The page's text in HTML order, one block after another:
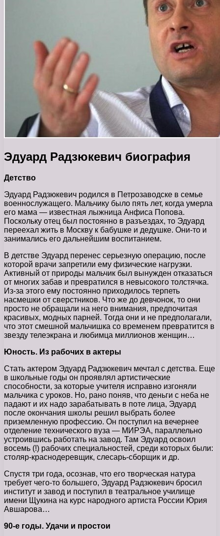
Эдуард Радзюкевич биография
Детство
Эдуард Радзюкевич родился в Петрозаводске в семье
военнослужащего. Мальчику было пять лет, когда умерла
его мама — известная лыжница Анфиса Попова.
Поскольку отец был постоянно в разъездах, то Эдуард
переехал жить в Москву к бабушке и дедушке. Они-то и
занимались его дальнейшим воспитанием.
В детстве Эдуард перенес серьезную операцию, после
которой врачи запретили ему физические нагрузки.
Активный от природы мальчик был вынужден отказаться
от многих забав и превратился в невысокого толстячка.
Из-за этого ему постоянно приходилось терпеть
насмешки от сверстников. Что же до девчонок, то они
просто не обращали на него внимания, предпочитая
красивых, модных парней. Тогда они и не предполагали,
что этот смешной мальчишка со временем превратится в
звезду телеэкрана и любимца миллионов женщин…
Юность. Из рабочих в актеры
Стать актером Эдуард Радзюкевич мечтал с детства. Еще
в школьные годы он проявлял артистические
способности, за которые учителя исправно изгоняли
мальчика с уроков. Но, рано поняв, что деньги с неба не
падают и их надо зарабатывать в поте лица, Эдуард
после окончания школы решил выбрать более
приземленную профессию. Он поступил на вечернее
отделение технического вуза — МИРЭА, параллельно
устроившись работать на завод. Там Эдуард освоил
восемь (!) рабочих специальностей, среди которых были:
столяр-краснодеревщик, слесарь-сборщик и др.
Спустя три года, осознав, что его творческая натура
требует чего-то большего, Эдуард Радзюкевич бросил
институт и завод и поступил в театральное училище
имени Щукина на курс народного артиста России Юрия
Авшарова…
90-е годы. Удачи и простои